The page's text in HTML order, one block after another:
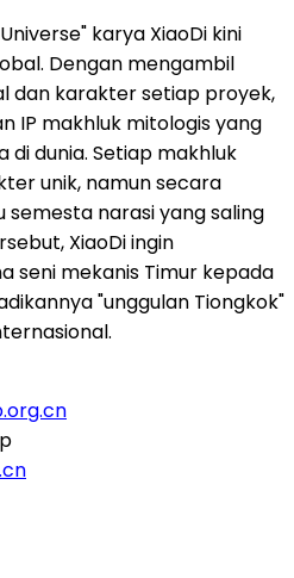
karya XiaoDi kini
Dengan mengambil
dan karakter setiap proyek,
IP makhluk mitologis yang
di dunia. Setiap makhluk
unik, namun secara
narasi yang saling
XiaoDi ingin
seni mekanis Timur kepada
"unggulan Tiongkok"